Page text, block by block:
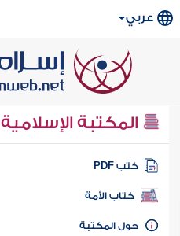
عربي
المكتبة الإسلامية
كتب PDF
كتاب الأمة